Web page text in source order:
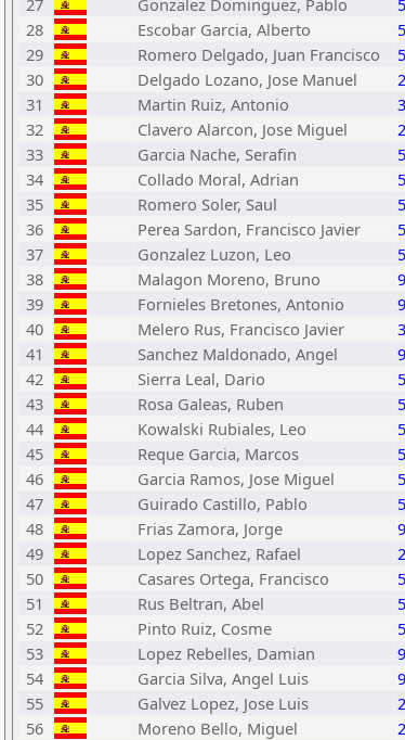
27
Gonzalez Dominguez, Pablo
28
Escobar Garcia, Alberto
29
Romero Delgado, Juan Francisco
30
Delgado Lozano, Jose Manuel
31
Martin Ruiz, Antonio
32
Clavero Alarcon, Jose Miguel
33
Garcia Nache, Serafin
34
Collado Moral, Adrian
35
Romero Soler, Saul
36
Perea Sardon, Francisco Javier
37
Gonzalez Luzon, Leo
38
Malagon Moreno, Bruno
39
Fornieles Bretones, Antonio
40
Melero Rus, Francisco Javier
41
Sanchez Maldonado, Angel
42
Sierra Leal, Dario
43
Rosa Galeas, Ruben
44
Kowalski Rubiales, Leo
45
Reque Garcia, Marcos
46
Garcia Ramos, Jose Miguel
47
Guirado Castillo, Pablo
48
Frias Zamora, Jorge
49
Lopez Sanchez, Rafael
50
Casares Ortega, Francisco
51
Rus Beltran, Abel
52
Pinto Ruiz, Cosme
53
Lopez Rebelles, Damian
54
Garcia Silva, Angel Luis
55
Galvez Lopez, Jose Luis
56
Moreno Bello, Miguel